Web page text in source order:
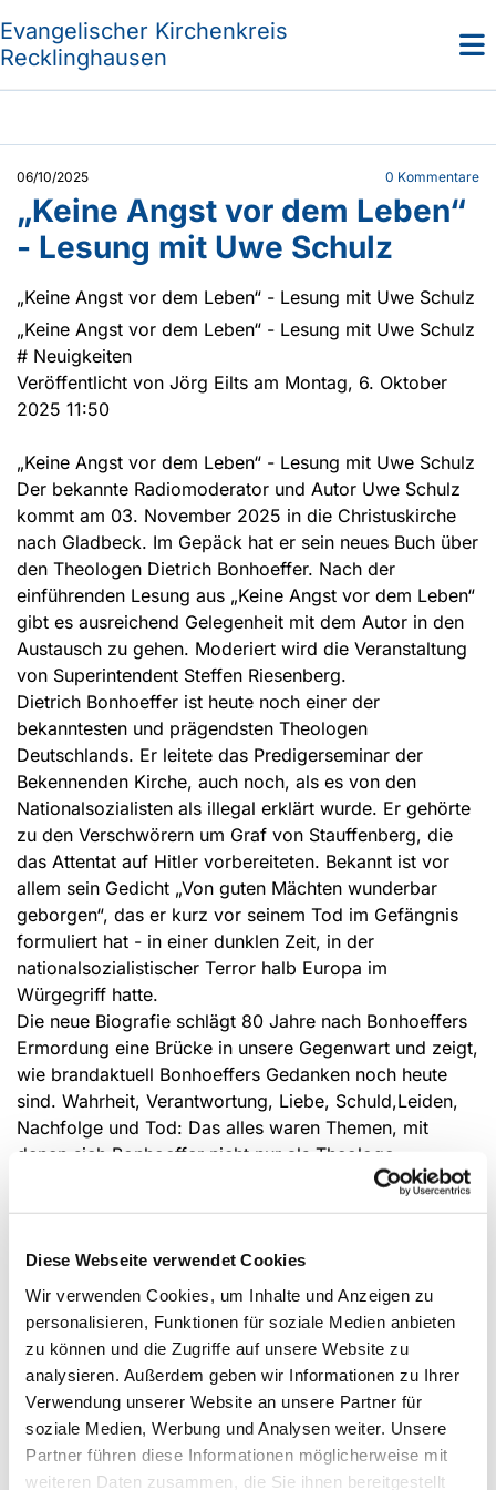
Diese Webseite verwendet Cookies
Wir verwenden Cookies, um Inhalte und Anzeigen zu
personalisieren, Funktionen für soziale Medien anbieten
zu können und die Zugriffe auf unsere Website zu
analysieren. Außerdem geben wir Informationen zu Ihrer
Verwendung unserer Website an unsere Partner für
soziale Medien, Werbung und Analysen weiter. Unsere
Partner führen diese Informationen möglicherweise mit
weiteren Daten zusammen, die Sie ihnen bereitgestellt
Evangelischer Kirchenkreis
Recklinghausen
06/10/2025 0 Kommentare
„Keine Angst vor dem Leben“
- Lesung mit Uwe Schulz
„Keine Angst vor dem Leben“ - Lesung mit Uwe Schulz
„Keine Angst vor dem Leben“ - Lesung mit Uwe Schulz
# Neuigkeiten
Veröffentlicht von Jörg Eilts am Montag, 6. Oktober
2025 11:50
„Keine Angst vor dem Leben“ - Lesung mit Uwe Schulz
Der bekannte Radiomoderator und Autor Uwe Schulz
kommt am 03. November 2025 in die Christuskirche
nach Gladbeck. Im Gepäck hat er sein neues Buch über
den Theologen Dietrich Bonhoeffer. Nach der
einführenden Lesung aus „Keine Angst vor dem Leben“
gibt es ausreichend Gelegenheit mit dem Autor in den
Austausch zu gehen. Moderiert wird die Veranstaltung
von Superintendent Steffen Riesenberg.
Dietrich Bonhoeffer ist heute noch einer der
bekanntesten und prägendsten Theologen
Deutschlands. Er leitete das Predigerseminar der
Bekennenden Kirche, auch noch, als es von den
Nationalsozialisten als illegal erklärt wurde. Er gehörte
zu den Verschwörern um Graf von Stauffenberg, die
das Attentat auf Hitler vorbereiteten. Bekannt ist vor
allem sein Gedicht „Von guten Mächten wunderbar
geborgen“, das er kurz vor seinem Tod im Gefängnis
formuliert hat - in einer dunklen Zeit, in der
nationalsozialistischer Terror halb Europa im
Würgegriff hatte.
Die neue Biografie schlägt 80 Jahre nach Bonhoeffers
Ermordung eine Brücke in unsere Gegenwart und zeigt,
wie brandaktuell Bonhoeffers Gedanken noch heute
sind. Wahrheit, Verantwortung, Liebe, Schuld,Leiden,
Nachfolge und Tod: Das alles waren Themen, mit
denen sich Bonhoeffer nicht nur als Theologe
auseinandersetzen musste. Es waren für ihn Lebens
und
geraten war.
Uwe Schulz begibt sich auf eine Spurensuche nach
Worten und Gedanken, die Mut geben, Hoffnung
machen und neue Perspektiven öffnen, den eigenen
Weg durchs Leben zu finden: geborgen und getröstet
trotz aller Widerstände und Herausforderungen.
Alle Infos in der Übersicht:
- Termin:03. November 2025, 19 Uhr, Einlass ab
18:30 Uhr